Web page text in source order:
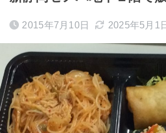
2015年7月10日 2025年5月1